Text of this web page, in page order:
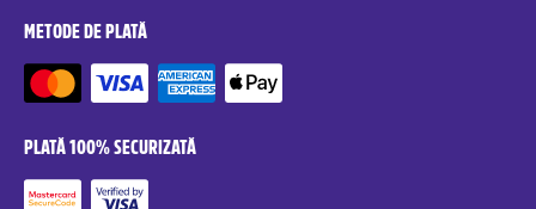
METODE DE PLATĂ
PLATĂ 100% SECURIZATĂ